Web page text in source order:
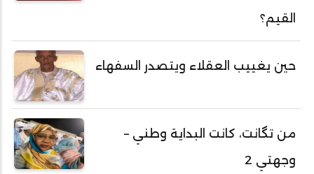
القيم؟
حين يغييب العقلاء ويتصدر السفهاء
من تگانت، كانت البداية وطني –
وجهتي 2